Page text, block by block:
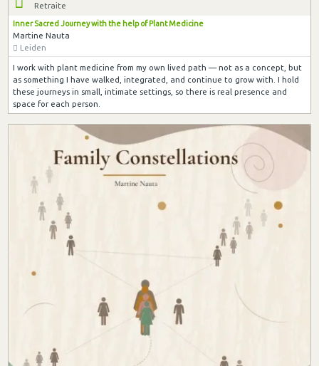
Retraite
Inner Sacred Journey with the help of Plant Medicine
Martine Nauta
Leiden
I work with plant medicine from my own lived path — not as a concept, but
as something I have walked, integrated, and continue to grow with. I hold
these journeys in small, intimate settings, so there is real presence and
space for each person.